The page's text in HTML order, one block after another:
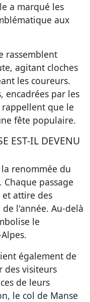
a marqué les
aux
rassemblent
agitant cloches
les coureurs.
encadrées par les
rappellent que le
fête populaire.
EST-IL DEVENU
renommée du
passage
attire des
l'année. Au-delà
le
également de
des visiteurs
de leurs
le col de Manse